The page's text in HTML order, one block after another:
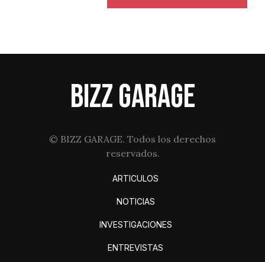
BIZZ GARAGE
© BIZZ GARAGE. Todos los derechos
reservados.
ARTICULOS
NOTICIAS
INVESTIGACIONES
ENTREVISTAS